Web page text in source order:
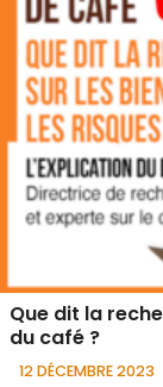
Que dit la
du café ?
12 DÉCEMBRE 2023